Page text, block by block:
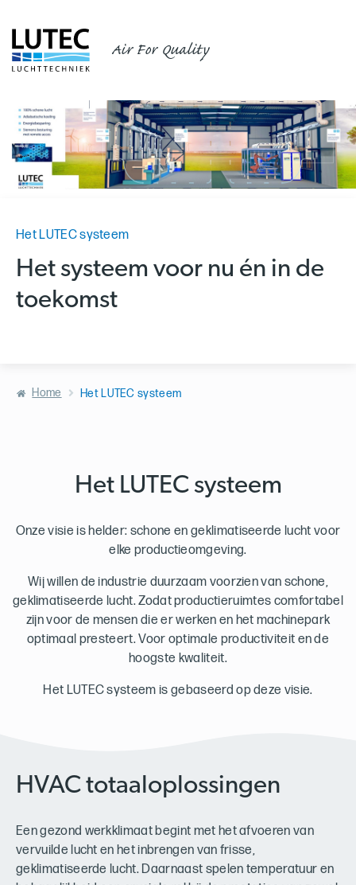
Air For Quality
Het LUTEC systeem
Het systeem voor nu én in de
toekomst
Home Het LUTEC systeem
Het LUTEC systeem
Onze visie is helder: schone en geklimatiseerde lucht voor
elke productieomgeving.
Wij willen de industrie duurzaam voorzien van schone,
geklimatiseerde lucht. Zodat productieruimtes comfortabel
zijn voor de mensen die er werken en het machinepark
optimaal presteert. Voor optimale productiviteit en de
hoogste kwaliteit.
Het LUTEC systeem is gebaseerd op deze visie.
HVAC totaaloplossingen
Een gezond werkklimaat begint met het afvoeren van
vervuilde lucht en het inbrengen van frisse,
geklimatiseerde lucht. Daarnaast spelen temperatuur en